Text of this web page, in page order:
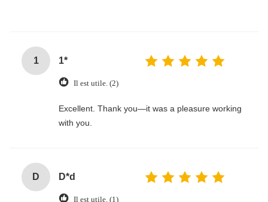
1 1*
Il est utile. (2)
Excellent. Thank you—it was a pleasure working
with you.
D D*d
Il est utile. (1)